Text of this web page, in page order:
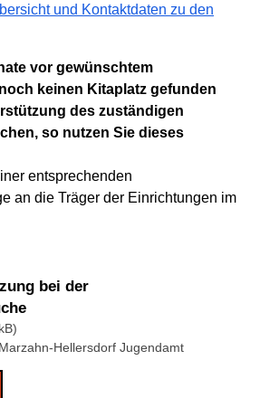
und Kontaktdaten zu den
vor gewünschtem
keinen Kitaplatz gefunden
des zuständigen
so nutzen Sie dieses
entsprechenden
an die Träger der Einrichtungen im
bei der
Hellersdorf Jugendamt